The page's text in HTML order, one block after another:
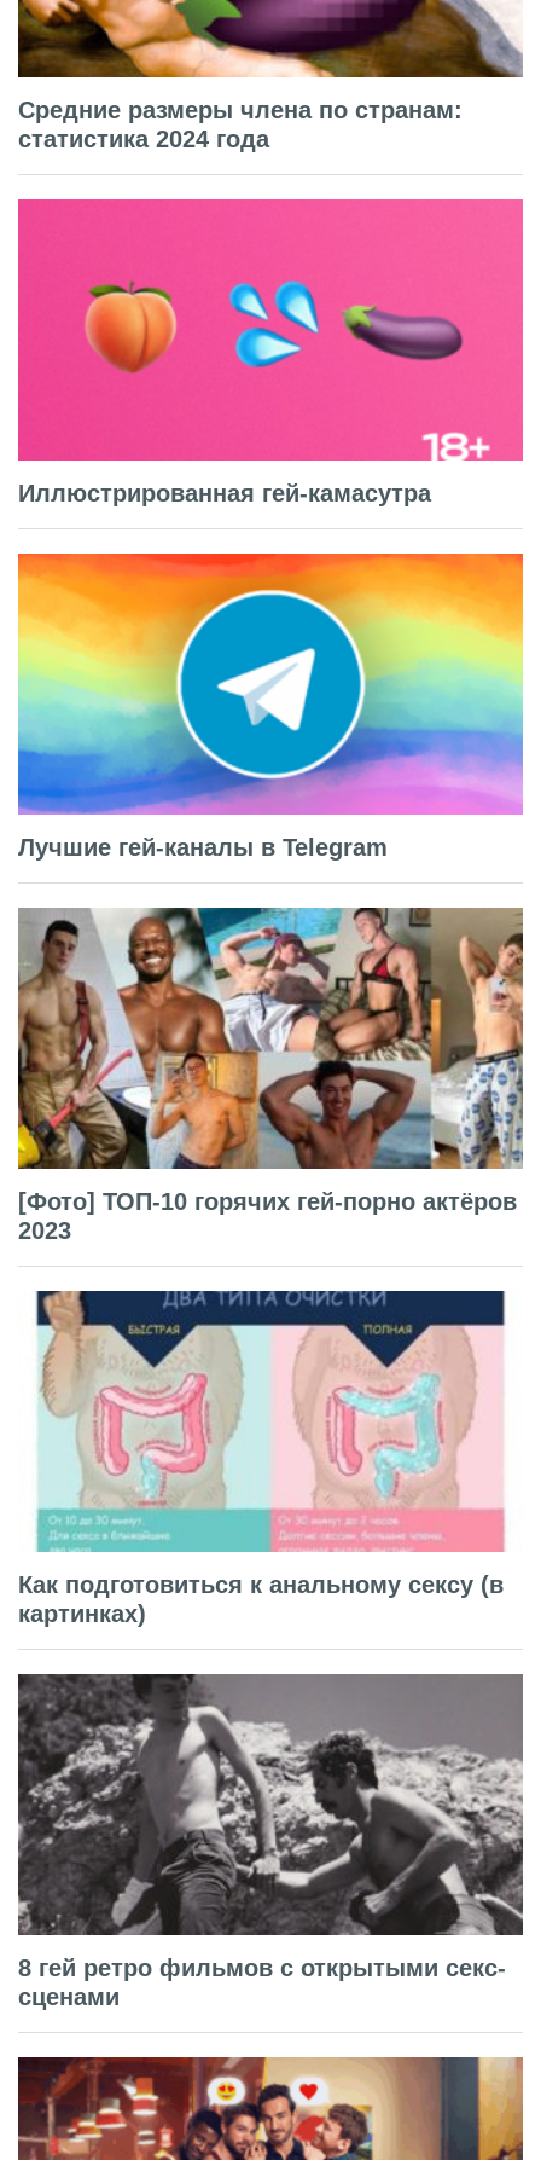
Средние размеры члена по странам:
статистика 2024 года
Иллюстрированная гей-камасутра
Лучшие гей-каналы в Telegram
[Фото] ТОП-10 горячих гей-порно актёров
2023
Как подготовиться к анальному сексу (в
картинках)
8 гей ретро фильмов с открытыми секс-
сценами